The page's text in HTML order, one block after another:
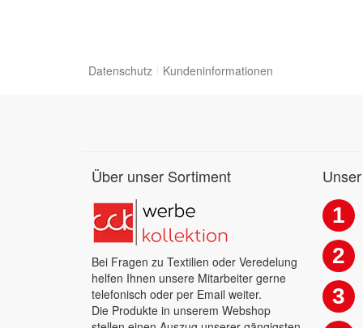
Datenschutz Kundeninformationen
Über unser Sortiment
Bei Fragen zu Textilien oder Veredelung
helfen Ihnen unsere Mitarbeiter gerne
telefonisch oder per Email weiter.
Die Produkte in unserem Webshop
1
2
3